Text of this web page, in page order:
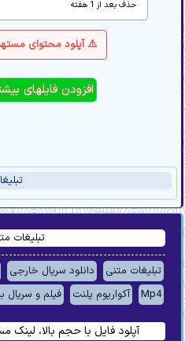
⚠️ آپلود محتوای
تبلیغات
تبلیغات متنی دانلود سریال خارجی
Mp4
آکواریوم پلنت فیلم و سریال
آپلود فایل با حجم بالا،